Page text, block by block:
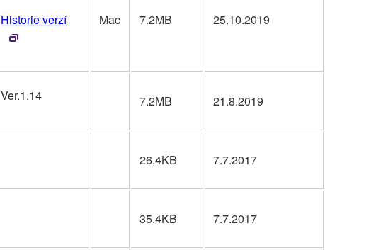
Historie verzí
Mac 7.2MB 25.10.2019
Ver.1.14 7.2MB 21.8.2019
26.4KB 7.7.2017
35.4KB 7.7.2017